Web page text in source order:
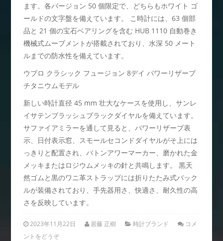
ます。各バージョン 50 個限定で、どちらもホワイト ゴ
ールドの文字盤を備えています。 こ時計には、63 個部
品と 21 個の宝石ベアリングを含む HUB 1110 自動巻き
機械式ムーブメントが搭載されており、水深 50 メート
ルまでの防水性を備えています。
ウブロ クラシック フュージョン 8デイ パワーリザーブ
チタニウムモデル
新しい時計直径 45 mm 壮大なケースを使用し、サンレ
イサテンブラッシュブラックダイヤルを備えています。
サファイアミラーを通して見ると、パワーリザーブ表
示、日付表示窓、スモールセコンドダイヤルがそ上には
っきりと配置され、バトンアワーマーカー、磨かれた金
メッキまたはロジウムメッキの針と共鳴します。 黒天
然ゴムと黒のワニ革ストラップには折りたたみ式バック
ルが装備されており、手先器用さ、快適さ、耐久性の高
さを反映しています。
2023年11月22日 居藤 正樹 時計ブランド
コメ
ントをどうぞ